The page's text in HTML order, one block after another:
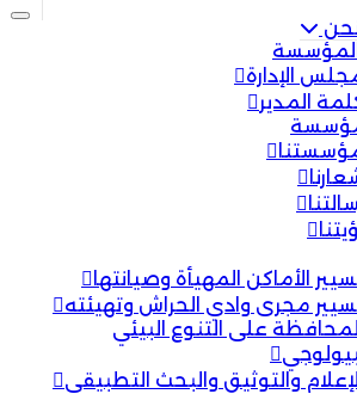
الإدارة
المدير
الأماكن المهيأة وصيانتها
مجرى وادي الحراش وتهيئته
المحافظة على التنوع البيئي
الإعلام والتوثيق والبحث التطبيقي